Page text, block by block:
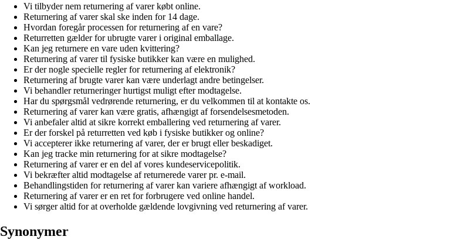
Vi tilbyder nem returnering af varer købt online.
Returnering af varer skal ske inden for 14 dage.
Hvordan foregår processen for returnering af en vare?
Returretten gælder for ubrugte varer i original emballage.
Kan jeg returnere en vare uden kvittering?
Returnering af varer til fysiske butikker kan være en mulighed.
Er der nogle specielle regler for returnering af elektronik?
Returnering af brugte varer kan være underlagt andre betingelser.
Vi behandler returneringer hurtigst muligt efter modtagelse.
Har du spørgsmål vedrørende returnering, er du velkommen til at kontakte os.
Returnering af varer kan være gratis, afhængigt af forsendelsesmetoden.
Vi anbefaler altid at sikre korrekt emballering ved returnering af varer.
Er der forskel på returretten ved køb i fysiske butikker og online?
Vi accepterer ikke returnering af varer, der er brugt eller beskadiget.
Kan jeg tracke min returnering for at sikre modtagelse?
Returnering af varer er en del af vores kundeservicepolitik.
Vi bekræfter altid modtagelse af returnerede varer pr. e-mail.
Behandlingstiden for returnering af varer kan variere afhængigt af workload.
Returnering af varer er en ret for forbrugere ved online handel.
Vi sørger altid for at overholde gældende lovgivning ved returnering af varer.
Synonymer